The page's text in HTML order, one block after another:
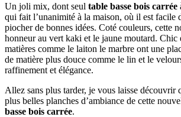
Un joli mix, dont seul table basse bois carrée
qui fait l’unanimité à la maison, où il est facile
piocher de bonnes idées. Coté couleurs, cette
honneur au vert kaki et le jaune moutard. Chic
matières comme le laiton le marbre ont une
de matière plus douce comme le lin et le
raffinement et élégance.
Allez sans plus tarder, je vous laisse découvrir
plus belles planches d’ambiance de cette
basse bois carrée.